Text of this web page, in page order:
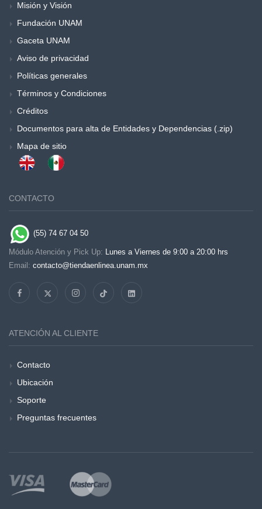
Misión y Visión
Fundación UNAM
Gaceta UNAM
Aviso de privacidad
Políticas generales
Términos y Condiciones
Créditos
Documentos para alta de Entidades y Dependencias (.zip)
Mapa de sitio
CONTACTO
(55) 74 67 04 50
Módulo Atención y Pick Up: Lunes a Viernes de 9:00 a 20:00 hrs
Email: contacto@tiendaenlinea.unam.mx
ATENCIÓN AL CLIENTE
Contacto
Ubicación
Soporte
Preguntas frecuentes